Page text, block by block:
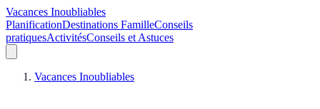
Vacances Inoubliables
PlanificationDestinations FamilleConseils
pratiquesActivitésConseils et Astuces
Vacances Inoubliables